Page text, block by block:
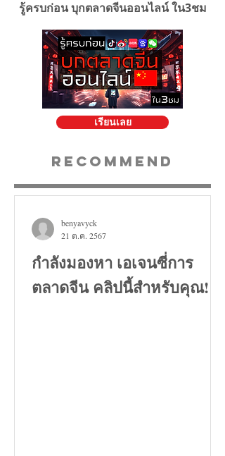
รู้ครบก่อน บุกตลาดจีนออนไลน์ ใน3ชม
เรียนเลย
Recommend
กำลังมองหา เอเจนซี่การ
ตลาดจีน คลิปนี้สำหรับคุณ!
benyavyck
21 ต.ค. 2567